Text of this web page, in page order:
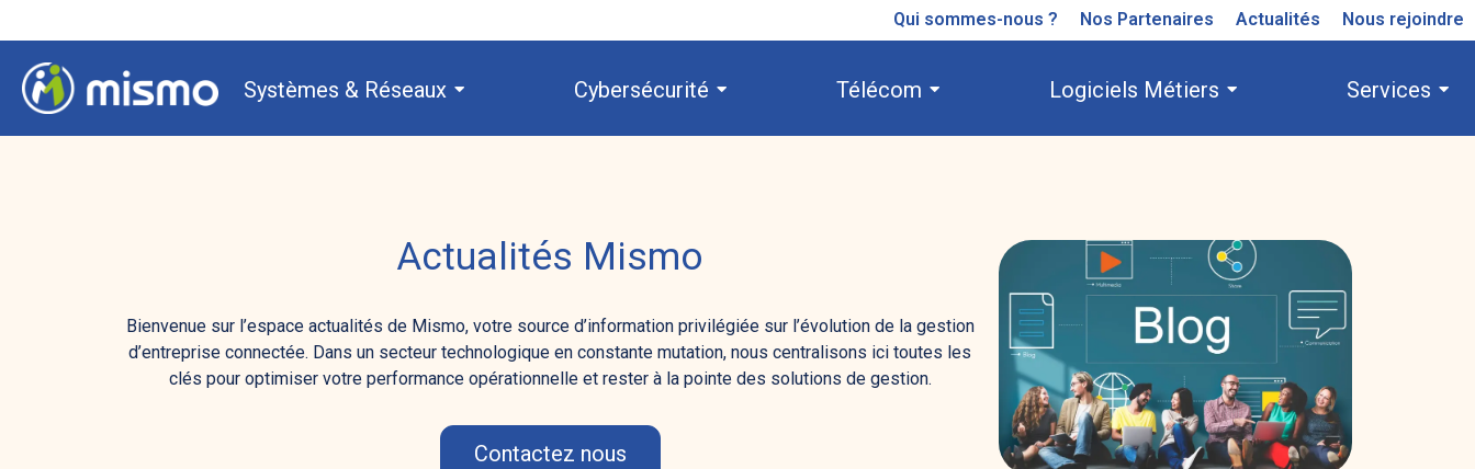
Qui sommes-nous ? Nos Partenaires Actualités Nous rejoindre
Systèmes & Réseaux Cybersécurité Télécom Logiciels Métiers Services
Actualités Mismo
Bienvenue sur l’espace actualités de Mismo, votre source d’information privilégiée sur l’évolution de la gestion
d’entreprise connectée. Dans un secteur technologique en constante mutation, nous centralisons ici toutes les
clés pour optimiser votre performance opérationnelle et rester à la pointe des solutions de gestion.
Contactez nous